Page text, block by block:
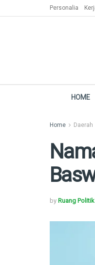
Personalia
HOME
Home Daerah
by Ruang Politik